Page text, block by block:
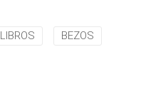
LIBROS BEZOS